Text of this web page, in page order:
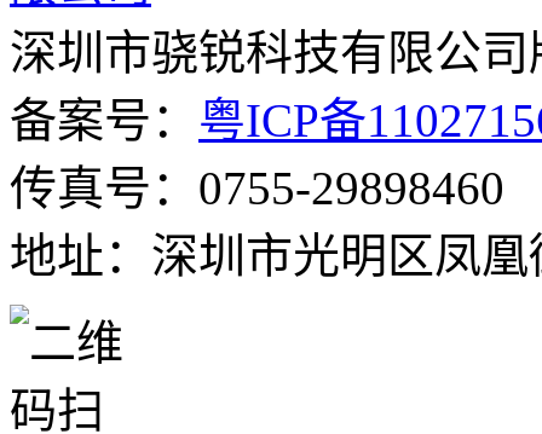
深圳市骁锐科技有限公司
备案号： 粤ICP备
传真号：0755-29898460
地址：深圳市光明区凤